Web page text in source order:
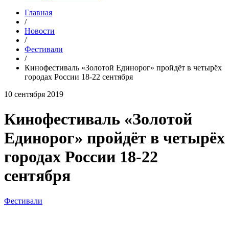
Главная
/
Новости
/
Фестивали
/
Кинофестиваль «Золотой Единорог» пройдёт в четырёх
городах России 18-22 сентября
10 сентября 2019
Кинофестиваль «Золотой
Единорог» пройдёт в четырёх
городах России 18-22
сентября
Фестивали